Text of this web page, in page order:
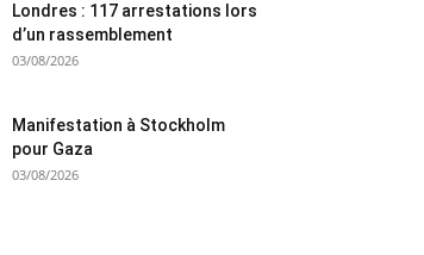
Londres : 117 arrestations lors
d’un rassemblement
03/08/2026
Manifestation à Stockholm
pour Gaza
03/08/2026